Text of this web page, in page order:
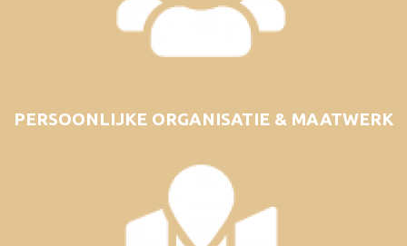
PERSOONLIJKE ORGANISATIE & MAATWERK